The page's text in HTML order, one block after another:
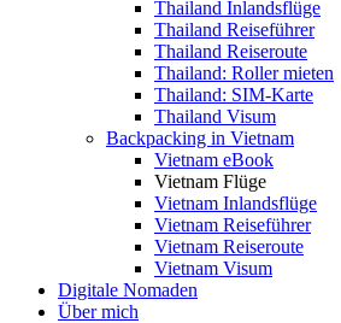
Thailand Inlandsflüge
Thailand Reiseführer
Thailand Reiseroute
Thailand: Roller mieten
Thailand: SIM-Karte
Thailand Visum
Backpacking in Vietnam
Vietnam eBook
Vietnam Flüge
Vietnam Inlandsflüge
Vietnam Reiseführer
Vietnam Reiseroute
Vietnam Visum
Digitale Nomaden
Über mich